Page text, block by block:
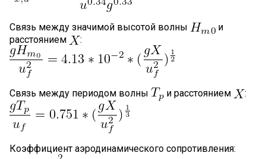
Связь между значимой высотой волны
и
расстоянием
:
Связь между периодом волны и расстоянием :
Коэффициент аэродинамического сопротивления: